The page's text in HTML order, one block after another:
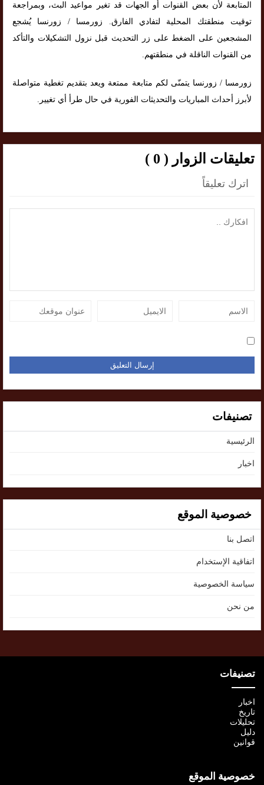
المتابعة لأن بعض القنوات أو الجهات قد تغير مواعيد البث، وبمراجعة
توقيت منطقتك المحلية لتفادي الفارق. زورمسا / زورنسا يُشجع
المشجعين على الضغط على زر التحديث قبل نزول التشكيلات والتأكد
من القنوات الناقلة في منطقتهم.
زورمسا / زورنسا يتمنّى لكم متابعة ممتعة ويعد بتقديم تغطية متواصلة
لأبرز أحداث المباريات والتحديثات الفورية في حال طرأ أي تغيير.
تعليقات الزوار ( 0 )
اترك تعليقاً
تصنيفات
الرئيسية
اخبار
خصوصية الموقع
اتصل بنا
اتفاقية الإستخدام
سياسة الخصوصية
من نحن
تصنيفات
اخبار
تاريخ
تحليلات
دليل
قوانين
خصوصية الموقع